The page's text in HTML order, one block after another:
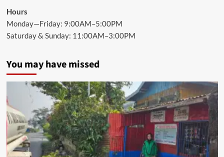
Hours
Monday—Friday: 9:00AM–5:00PM
Saturday & Sunday: 11:00AM–3:00PM
You may have missed